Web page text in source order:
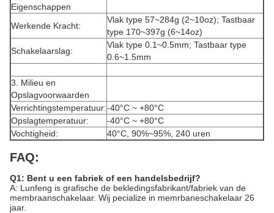
Eigenschappen
Werkende Kracht:
Vlak type 57~284g (2~10oz); Tastbaar
type 170~397g (6~14oz)
Schakelaarslag:
Vlak type 0.1~0.5mm; Tastbaar type
0.6~1.5mm
3. Milieu en
Opslagvoorwaarden
Verrichtingstemperatuur:-40°C ~ +80°C
Opslagtemperatuur:
-40°C ~ +80°C
Vochtigheid:
40°C, 90%~95%, 240 uren
FAQ:
Q1: Bent u een fabriek of een handelsbedrijf?
A: Lunfeng is grafische de bekledingsfabrikant/fabriek van de
membraanschakelaar. Wij pecialize in memrbaneschakelaar 26
jaar.